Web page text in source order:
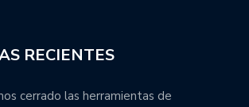
RECIENTES
cerrado las herramientas de